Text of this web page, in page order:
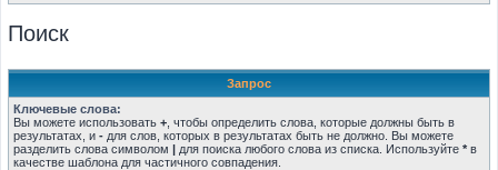
Поиск
Запрос
Ключевые слова:
Вы можете использовать + , чтобы определить слова, которые должны быть в
результатах, и - для слов, которых в результатах быть не должно. Вы можете
разделить слова символом | для поиска любого слова из списка. Используйте * в
качестве шаблона для частичного совпадения.